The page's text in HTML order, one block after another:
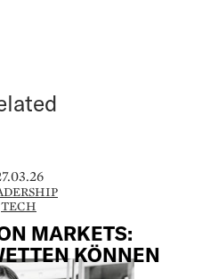
TECH
MARKETS:
­KÖNNEN